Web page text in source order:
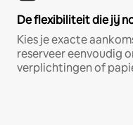
De flexibiliteit die jij
Kies je exacte
reserveer eenvoudig
verplichtingen of